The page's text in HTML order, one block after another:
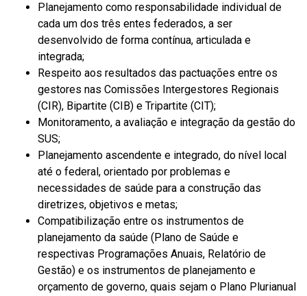
Planejamento como responsabilidade individual de
cada um dos três entes federados, a ser
desenvolvido de forma contínua, articulada e
integrada;
Respeito aos resultados das pactuações entre os
gestores nas Comissões Intergestores Regionais
(CIR), Bipartite (CIB) e Tripartite (CIT);
Monitoramento, a avaliação e integração da gestão do
SUS;
Planejamento ascendente e integrado, do nível local
até o federal, orientado por problemas e
necessidades de saúde para a construção das
diretrizes, objetivos e metas;
Compatibilização entre os instrumentos de
planejamento da saúde (Plano de Saúde e
respectivas Programações Anuais, Relatório de
Gestão) e os instrumentos de planejamento e
orçamento de governo, quais sejam o Plano Plurianual